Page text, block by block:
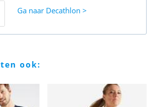
Ga naar Decathlon
ook: